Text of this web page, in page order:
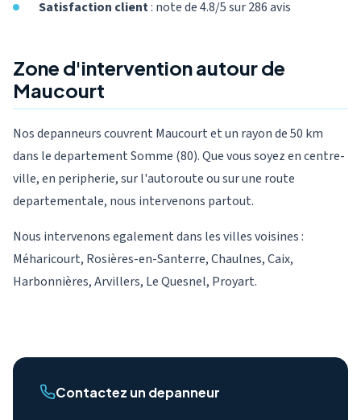
Satisfaction client: note de 4.8/5 sur 286 avis
Zone d'intervention autour de
Maucourt
Nos depanneurs couvrent Maucourt et un rayon de 50 km
dans le departement Somme (80). Que vous soyez en centre-
ville, en peripherie, sur l'autoroute ou sur une route
departementale, nous intervenons partout.
Nous intervenons egalement dans les villes voisines :
Méharicourt, Rosières-en-Santerre, Chaulnes, Caix,
Harbonnières, Arvillers, Le Quesnel, Proyart.
Contactez un depanneur